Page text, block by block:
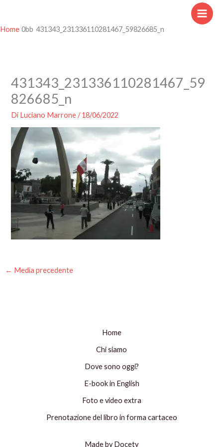
contenuto
Home 431343_231336110281467_59826685_n
431343_231336110281467_59
826685_n
Di Luciano Marrone/18/06/2022
← Media precedente
Home
Chi siamo
Dove sono oggi?
E-book in English
Foto e video extra
Prenotazione del libro in forma cartaceo
Made by Docety